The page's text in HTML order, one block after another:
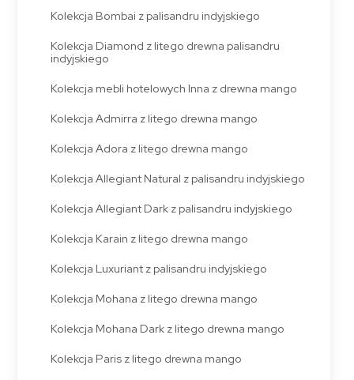
Kolekcja Bombai z palisandru indyjskiego
Kolekcja Diamond z litego drewna palisandru
indyjskiego
Kolekcja mebli hotelowych Inna z drewna mango
Kolekcja Admirra z litego drewna mango
Kolekcja Adora z litego drewna mango
Kolekcja Allegiant Natural z palisandru indyjskiego
Kolekcja Allegiant Dark z palisandru indyjskiego
Kolekcja Karain z litego drewna mango
Kolekcja Luxuriant z palisandru indyjskiego
Kolekcja Mohana z litego drewna mango
Kolekcja Mohana Dark z litego drewna mango
Kolekcja Paris z litego drewna mango